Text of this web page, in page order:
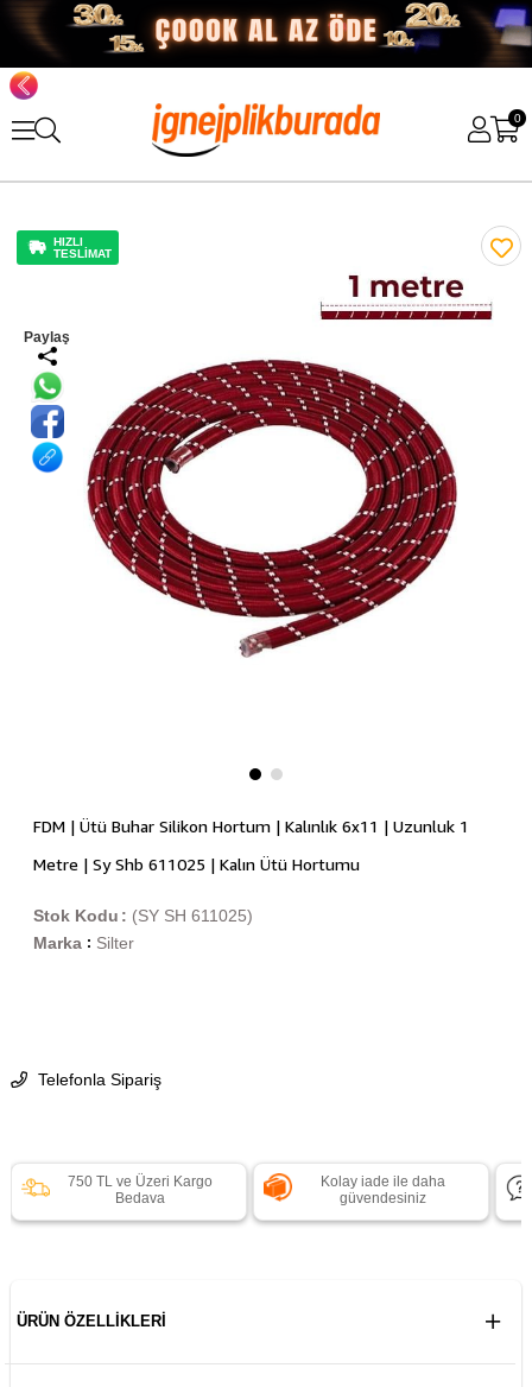
0
HIZLI
TESLİMAT
Paylaş
FDM | Ütü Buhar Silikon Hortum | Kalınlık 6x11 | Uzunluk 1
Metre | Sy Shb 611025 | Kalın Ütü Hortumu
(SY SH 611025)
Stok Kodu
Marka : Silter
Telefonla Sipariş
750 TL ve Üzeri Kargo
Bedava
Kolay iade ile daha
güvendesiniz
ÜRÜN ÖZELLIKLERI